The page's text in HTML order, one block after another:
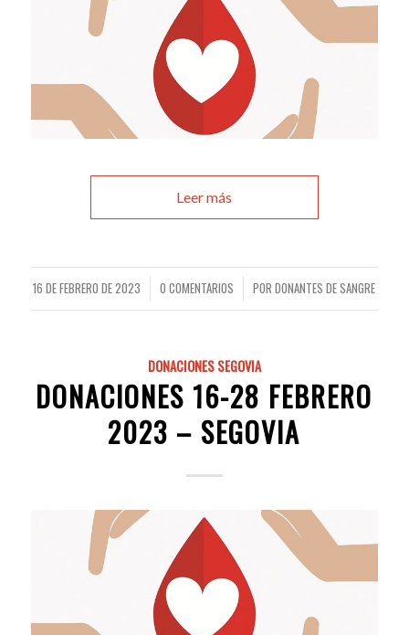
Leer más
16 DE FEBRERO DE 2023
/ 0 COMENTARIOS
/ PORDONANTES DE SANGRE
DONACIONES SEGOVIA
DONACIONES 16-28 FEBRERO
2023 – SEGOVIA